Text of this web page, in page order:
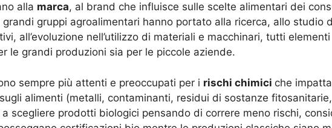
alla marca, al brand che influisce sulle scelte alimentari dei
gruppi agroalimentari hanno portato alla ricerca, allo studio
all’evoluzione nell’utilizzo di materiali e macchinari, tutti elementi
le grandi produzioni sia per le piccole aziende.
sempre più attenti e preoccupati per i rischi chimici che
alimenti (metalli, contaminanti, residui di sostanze
scegliere prodotti biologici pensando di correre meno rischi,